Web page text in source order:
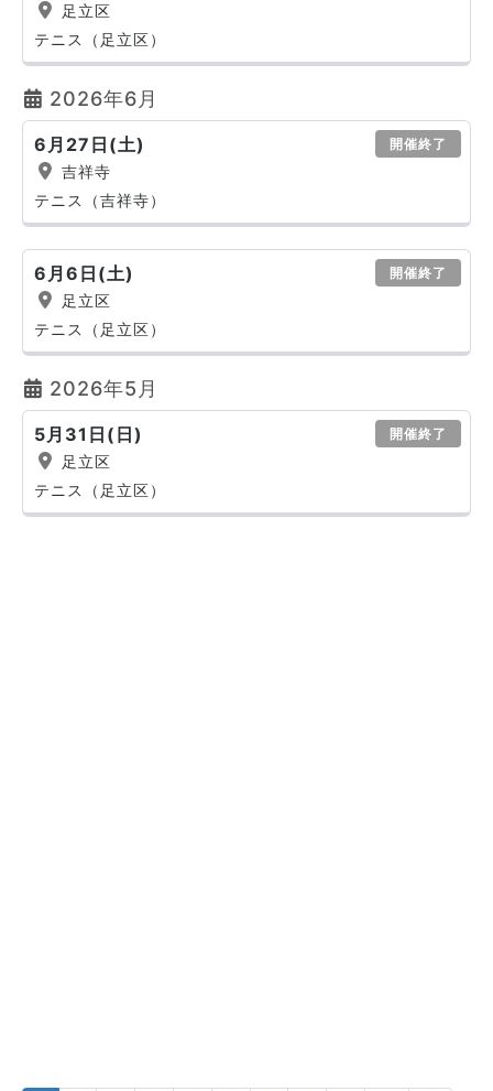
足立区
テニス（足立区）
2026年6月
6月27日(土) 開催終了
吉祥寺
テニス（吉祥寺）
6月6日(土) 開催終了
足立区
テニス（足立区）
2026年5月
5月31日(日) 開催終了
足立区
テニス（足立区）